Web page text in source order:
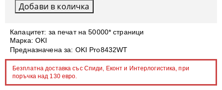
Капацитет: за печат на 50000* страници
Марка: OKI
Предназначена за: OKI Pro8432WT
Безплатна доставка със Спиди, Еконт и Интерлогистика, при
поръчка над 130 евро.